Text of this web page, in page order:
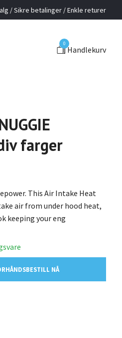
/ Sikre betalinger / Enkle returer
0
Handlekurv
farger
This Air Intake Heat
air from under hood heat,
keeping your eng
NÅ